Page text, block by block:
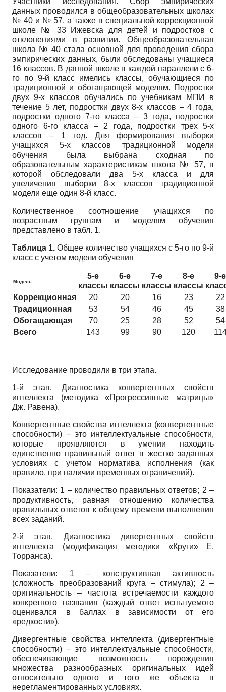
данных проводился в общеобразовательных школах
№ 40 и № 57, а также в специальной коррекционной
школе № 33 Ижевска для детей и подростков с
отклонениями в развитии. Общеобразовательная
школа № 40 стала основной для проведения сбора
эмпирических данных, были обследованы учащиеся
16 классов. В данной школе в каждой параллели с 6-
го по 9-й класс имелись классы, обучающиеся по
традиционной и обогащающей моделям. Подростки
двух 9-х классов обучались по учебникам МПИ в
течение 5 лет, подростки двух 8-х классов – 4 года,
подростки одного 7-го класса – 3 года, подростки
одного 6-го класса – 2 года, подростки трех 5-х
классов – 1 год. Для формирования выборки
учащихся 5-х классов традиционной модели
обучения была выбрана сходная по
образовательным характеристикам школа № 57, в
которой обследовали два 5-х класса и для
увеличения выборки 8-х классов традиционной
модели еще один 8-й класс.
Количественное соотношение учащихся по
возрастным группам и моделям обучения
представлено в табл. 1.
Таблица 1. Общее количество учащихся с 5-го по 9-й
класс с учетом модели обучения
Модель
5-е
классы
6-е
классы
7-е
классы
8-е
классы
9-е
Коррекционная
20 20 16 23
22
Традиционная
53 54 46 45
38
Обогащающая
70 25 28 52
54
Всего
143 99 90 120
Исследование проводили в три этапа.
1-й этап. Диагностика конвергентных свойств
интеллекта (методика «Прогрессивные матрицы»
Дж. Равена).
Конвергентные свойства интеллекта (конвергентные
способности) − это интеллектуальные способности,
которые проявляются в умении находить
единственно правильный ответ в жестко заданных
условиях с учетом норматива исполнения (как
правило, при наличии временных ограничений).
Показатели: 1 – количество правильных ответов; 2 –
продуктивность, равная отношению количества
правильных ответов к общему времени выполнения
всех заданий.
2-й этап. Диагностика дивергентных свойств
интеллекта (модификация методики «Круги» Е.
Торранса).
Показатели: 1 – конструктивная активность
(сложность преобразований круга – стимула); 2 –
оригинальность – частота встречаемости каждого
конкретного названия (каждый ответ испытуемого
оценивался в баллах в зависимости от его
«редкости»).
Дивергентные свойства интеллекта (дивергентные
способности) − это интеллектуальные способности,
обеспечивающие возможность порождения
множества разнообразных оригинальных идей
относительно одного и того же объекта в
нерегламентированных условиях.